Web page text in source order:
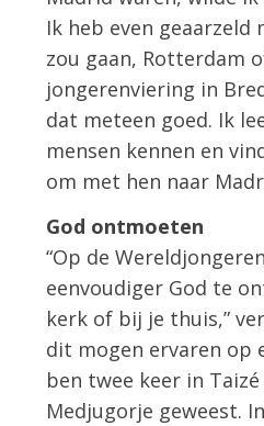
Ik heb even
zou gaan, Rotterdam
jongerenviering in
dat meteen goed. Ik
mensen kennen en
om met hen naar
God ontmoeten
“Op de
eenvoudiger God te
kerk of bij je thuis,”
dit mogen ervaren op
ben twee keer in
Medjugorje geweest.